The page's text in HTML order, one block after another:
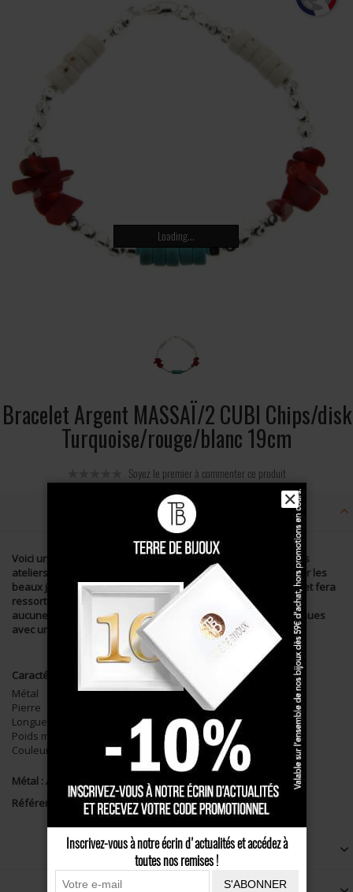
Loading...
Bracelet Argent MASSAÏ/2 CUBI Chips/disk
Turquoise/rouge/blanc 19cm
Soyez le premier à commenter ce produit
Description
Voici un bracelet en argent 925°°°fabriqué à la main
dans nos
ateliers. Il est haut en couleurs et sera votre meilleur allié pour les
beaux jours à venir. Ce bijou femmeégayera votre gestuelleet fera
ressortir votre joli teint estival.
Pétillant et coloré
, il ne laissera
aucune femme indifférente et il accompagnera toutes vos tenues
avec un
zeste d’originalité
Caractéristiques
Métal
Argent 925
Pierre
Longueur
Poids moyen
Couleur
bleu turquoise
Métal : Argent 925
Référence :
A139101C
Livraison et retours
✕
Inscrivez-vous à notre écrin d'actualités et accédez à
toutes nos remises !
S'ABONNER